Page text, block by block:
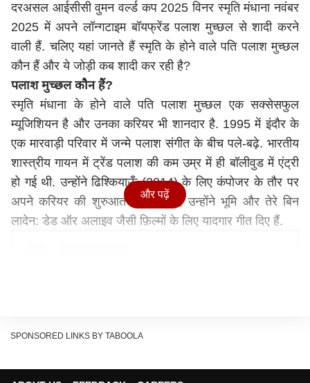
दरअसल आईसीसी वुमन वर्ल्ड कप 2025 विनर स्मृति मंधाना नवंबर
2025 में अपने लॉन्गटाइम बॉयफ्रेंड पलाश मुच्छल से शादी करने
वाली हैं. चलिए यहां जानते हैं स्मृति के होने वाले पति पलाश मुच्छल
कौन हैं और ये जोड़ी कब शादी कर रही है?
पलाश मुच्छल कौन हैं?
स्मृति मंधाना के होने वाले पति पलाश मुच्छल एक सक्सेसफुल
म्यूजिशियन है और उनका करियर भी शानदार है. 1995 में इंदौर के
एक मारवाड़ी परिवार में जन्मे पलाश संगीत के बीच पले-बढ़े. भारतीय
शास्त्रीय गायन में ट्रेंड पलाश की कम उम्र में ही बॉलीवुड में एंट्री
हो गई थी. उन्होंने ढिश्कियाऊँ (2014) के लिए कंपोजर के तौर पर
अपने करियर की शुरुआत की. तब से, उन्होंने भूमि और तेरे बिन
लादेन: डेड ऑर अलाइव जैसी फ़िल्मों के लिए यादगार गीत दिए हैं.
और पढ़ें
SPONSORED LINKS BY TABOOLA